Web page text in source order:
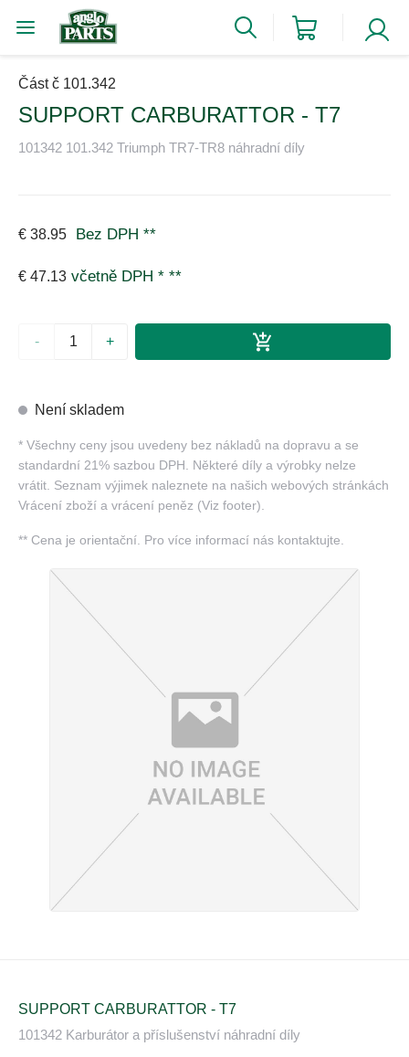
Část č 101.342
SUPPORT CARBURATTOR - T7
101342 101.342 Triumph TR7-TR8 náhradní díly
€ 38.95 Bez DPH **
€ 47.13 včetně DPH * **
- +
Není skladem
* Všechny ceny jsou uvedeny bez nákladů na dopravu a se
standardní 21% sazbou DPH. Některé díly a výrobky nelze
vrátit. Seznam výjimek naleznete na našich webových stránkách
Vrácení zboží a vrácení peněz (Viz footer).
** Cena je orientační. Pro více informací nás kontaktujte.
SUPPORT CARBURATTOR - T7
101342 Karburátor a příslušenství náhradní díly